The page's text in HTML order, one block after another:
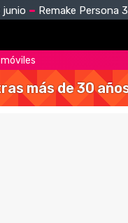
Remake Persona 3
más de 30